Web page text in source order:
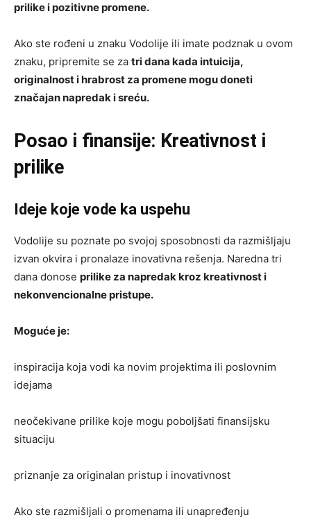
prilike i pozitivne promene.
Ako ste rođeni u znaku Vodolije ili imate podznak u ovom
znaku, pripremite se za tri dana kada intuicija,
originalnost i hrabrost za promene mogu doneti
značajan napredak i sreću.
Posao i finansije: Kreativnost i
prilike
Ideje koje vode ka uspehu
Vodolije su poznate po svojoj sposobnosti da razmišljaju
izvan okvira i pronalaze inovativna rešenja. Naredna tri
dana donose prilike za napredak kroz kreativnost i
nekonvencionalne pristupe.
Moguće je:
inspiracija koja vodi ka novim projektima ili poslovnim
idejama
neočekivane prilike koje mogu poboljšati finansijsku
situaciju
priznanje za originalan pristup i inovativnost
Ako ste razmišljali o promenama ili unapređenju